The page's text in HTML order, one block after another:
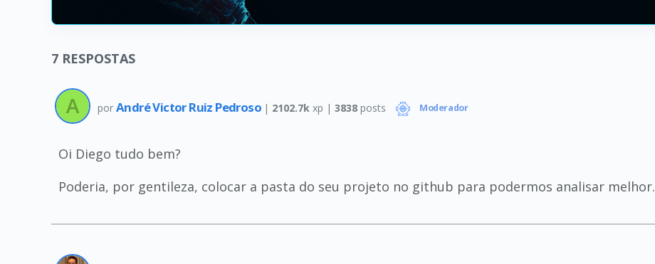
7 RESPOSTAS
por André Victor Ruiz Pedroso | 2102.7k xp |3838 posts Moderador
Oi Diego tudo bem?
Poderia, por gentileza, colocar a pasta do seu projeto no github para podermos analisar melhor.